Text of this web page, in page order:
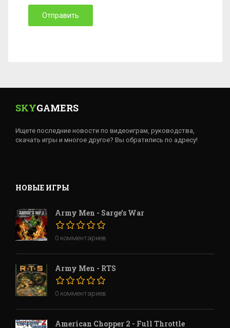
Отправить
SKYGAMERS
Ищете последние новости по видеоиграм, руководства,
скачать игры и многое другое? Вы обратились по адресу!
НОВЫЕ ИГРЫ
Army Men - Sarge's War
0 комментариев
Army Men - RTS
0 комментариев
American Chopper 2 - Full Throttle